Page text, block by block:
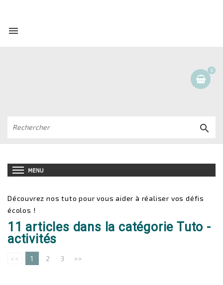

0

Découvrez nos tuto pour vous aider à réaliser vos défis
écolos !
11 articles dans la catégorie Tuto -
activités
<< 1 2 3 >>